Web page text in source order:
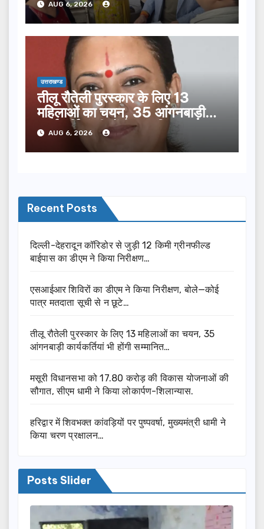
AUG 6, 2026
उत्तराखण्ड
तीलू रौतेली पुरस्कार के लिए 13
महिलाओं का चयन, 35 आंगनबाड़ी
कार्यकर्तियां भी होंगी सम्मानित…
AUG 6, 2026
Recent Posts
दिल्ली-देहरादून कॉरिडोर से जुड़ी 12 किमी ग्रीनफील्ड
बाईपास का डीएम ने किया निरीक्षण…
एसआईआर शिविरों का डीएम ने किया निरीक्षण, बोले—कोई
पात्र मतदाता सूची से न छूटे…
तीलू रौतेली पुरस्कार के लिए 13 महिलाओं का चयन, 35
आंगनबाड़ी कार्यकर्तियां भी होंगी सम्मानित…
मसूरी विधानसभा को 17.80 करोड़ की विकास योजनाओं की
सौगात, सीएम धामी ने किया लोकार्पण-शिलान्यास.
हरिद्वार में शिवभक्त कांवड़ियों पर पुष्पवर्षा, मुख्यमंत्री धामी ने
किया चरण प्रक्षालन…
Posts Slider